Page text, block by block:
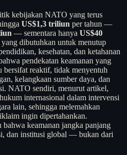
kebijakan NATO yang terus
US$1,3 triliun per tahun —
— sementara hanya US$40
yang dibutuhkan untuk menutup
kesehatan, dan ketahanan
pendekatan keamanan yang
bersifat reaktif, tidak menyentuh
kelangkaan sumber daya, dan
NATO sendiri, menurut artikel,
internasional dalam intervensi
lain, sehingga melemahkan
ingin dipertahankan.
keamanan jangka panjang
dan institusi global — bukan dari